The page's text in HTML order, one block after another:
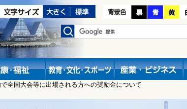
全国大会等に出場される方への奨励金について